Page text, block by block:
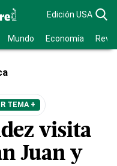
Edición USA
Mundo Economía
TEMA +
visita
Juan y